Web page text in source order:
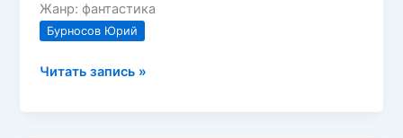
Жанр: фантастика
Бурносов Юрий
Армагеддон
Читать запись »